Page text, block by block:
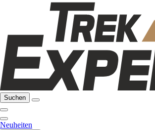
Suchen
Neuheiten